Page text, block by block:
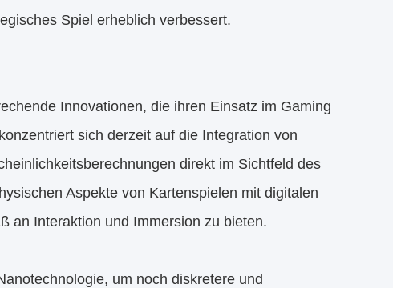
Spiel erheblich verbessert.
Innovationen, die ihren Einsatz im Gaming
sich derzeit auf die Integration von
direkt im Sichtfeld des
Aspekte von Kartenspielen mit digitalen
an Interaktion und Immersion zu bieten.
um noch diskretere und